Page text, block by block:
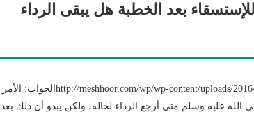
بعد الخطبة هل يبقى الرداء
http://meshhoor.com/wp/wp-content/uploads/2016/11/WhatsApp-Audio-2016-11-19-at-11.36.04-AM.mp3الجواب: الأمر
عليه وسلم متى أرجع الرداء لحاله، ولكن يبدو أن ذلك بعد